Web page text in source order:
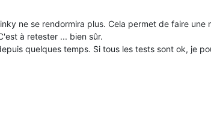
ne se rendormira plus. Cela permet de faire une
à retester ... bien sûr.
quelques temps. Si tous les tests sont ok, je